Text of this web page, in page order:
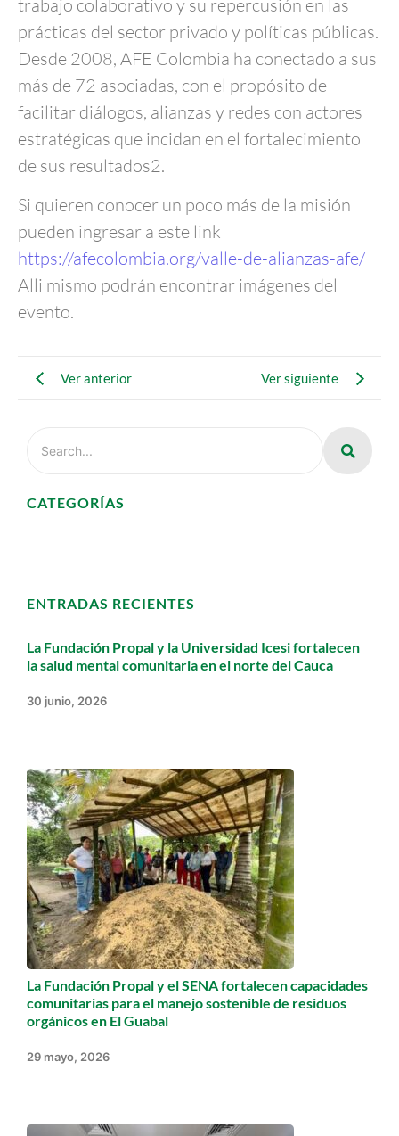
trabajo colaborativo y su repercusión en las
prácticas del sector privado y políticas públicas.
Desde 2008, AFE Colombia ha conectado a sus
más de 72 asociadas, con el propósito de
facilitar diálogos, alianzas y redes con actores
estratégicas que incidan en el fortalecimiento
de sus resultados2.
Si quieren conocer un poco más de la misión
pueden ingresar a este link
https://afecolombia.org/valle-de-alianzas-afe/
Alli mismo podrán encontrar imágenes del
evento.
Ver anterior Ver siguiente
CATEGORÍAS
ENTRADAS RECIENTES
La Fundación Propal y la Universidad Icesi fortalecen
la salud mental comunitaria en el norte del Cauca
30 junio, 2026
La Fundación Propal y el SENA fortalecen capacidades
comunitarias para el manejo sostenible de residuos
orgánicos en El Guabal
29 mayo, 2026